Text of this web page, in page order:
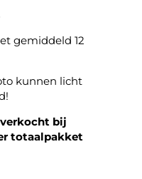
gemiddeld 12
kunnen licht
bij
totaalpakket